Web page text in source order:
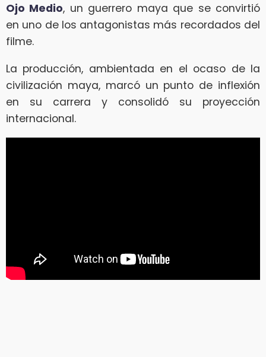
Ojo Medio, un guerrero maya que se convirtió
en uno de los antagonistas más recordados del
filme.
La producción, ambientada en el ocaso de la
civilización maya, marcó un punto de inflexión
en su carrera y consolidó su proyección
internacional.